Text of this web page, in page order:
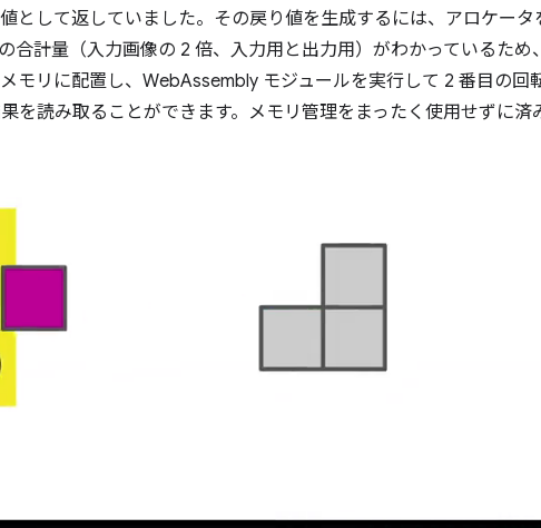
として返していました。その戻り値を生成するには、アロケータ
合計量（入力画像の 2 倍、入力用と出力用）がわかっているため、
モリに配置し、WebAssembly モジュールを実行して 2 番目の回
を読み取ることができます。メモリ管理をまったく使用せずに済